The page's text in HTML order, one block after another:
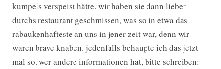
kumpels verspeist hätte. wir haben sie dann lieber
durchs restaurant geschmissen, was so in etwa das
rabaukenhafteste an uns in jener zeit war, denn wir
waren brave knaben. jedenfalls behaupte ich das jetzt
mal so. wer andere informationen hat, bitte schreiben: